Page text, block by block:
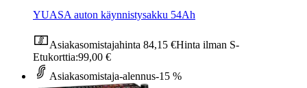
YUASA auton käynnistysakku 54Ah
Asiakasomistajahinta 84,15 €Hinta ilman S-
Etukorttia:99,00 €
Asiakasomistaja-alennus-15 %